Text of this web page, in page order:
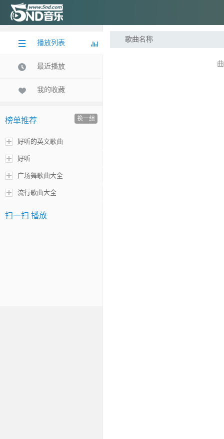
播放列表
最近播放
我的收藏
榜单推荐 换一组
好听的英文歌曲
好听
广场舞歌曲大全
流行歌曲大全
扫一扫 播放
歌曲名称